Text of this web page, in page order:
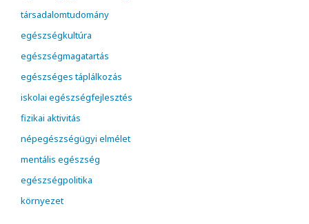
társadalomtudomány
egészségkultúra
egészségmagatartás
egészséges táplálkozás
iskolai egészségfejlesztés
fizikai aktivitás
népegészségügyi elmélet
mentális egészség
egészségpolitika
környezet